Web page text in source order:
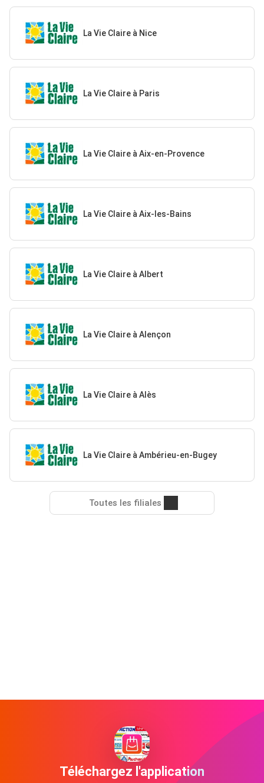
La Vie Claire à Nice
La Vie Claire à Paris
La Vie Claire à Aix-en-Provence
La Vie Claire à Aix-les-Bains
La Vie Claire à Albert
La Vie Claire à Alençon
La Vie Claire à Alès
La Vie Claire à Ambérieu-en-Bugey
Toutes les filiales
Téléchargez l'application